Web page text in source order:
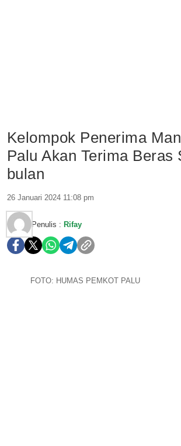
Kelompok Penerima
Palu Akan Terima Beras
bulan
26 Januari 2024 11:08 pm
Penulis : Rifay
FOTO: HUMAS PEMKOT PALU